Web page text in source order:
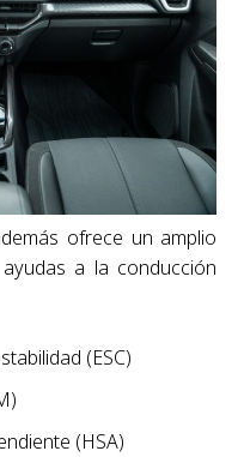
ofrece un amplio
a la conducción
(ESC)
(HSA)